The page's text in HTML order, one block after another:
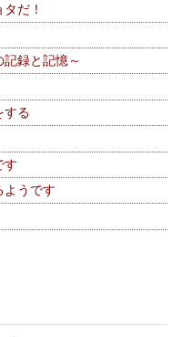
だ！
録と記憶～
する
す
ようです